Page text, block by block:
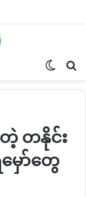
တနိုင်း
ော်တွေ